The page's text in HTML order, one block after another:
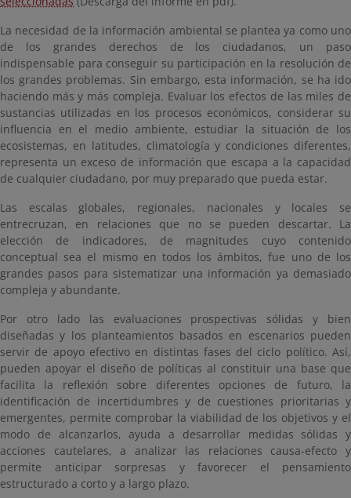
La necesidad de la información ambiental se plantea ya como uno
de los grandes derechos de los ciudadanos, un paso
indispensable para conseguir su participación en la resolución de
los grandes problemas. Sin embargo, esta información, se ha ido
haciendo más y más compleja. Evaluar los efectos de las miles de
sustancias utilizadas en los procesos económicos, considerar su
influencia en el medio ambiente, estudiar la situación de los
ecosistemas, en latitudes, climatología y condiciones diferentes,
representa un exceso de información que escapa a la capacidad
de cualquier ciudadano, por muy preparado que pueda estar.
Las escalas globales, regionales, nacionales y locales se
entrecruzan, en relaciones que no se pueden descartar. La
elección de indicadores, de magnitudes cuyo contenido
conceptual sea el mismo en todos los ámbitos, fue uno de los
grandes pasos para sistematizar una información ya demasiado
compleja y abundante.
Por otro lado las evaluaciones prospectivas sólidas y bien
diseñadas y los planteamientos basados en escenarios pueden
servir de apoyo efectivo en distintas fases del ciclo político. Así,
pueden apoyar el diseño de políticas al constituir una base que
facilita la reflexión sobre diferentes opciones de futuro, la
identificación de incertidumbres y de cuestiones prioritarias y
emergentes, permite comprobar la viabilidad de los objetivos y el
modo de alcanzarlos, ayuda a desarrollar medidas sólidas y
acciones cautelares, a analizar las relaciones causa-efecto y
permite anticipar sorpresas y favorecer el pensamiento
estructurado a corto y a largo plazo.